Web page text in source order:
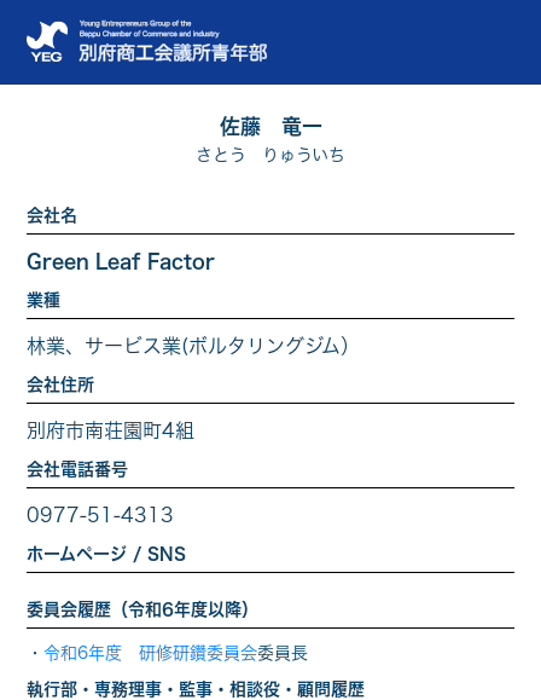
佐藤 竜一
さとう りゅういち
会社名
Green Leaf Factor
業種
林業、サービス業(ボルタリングジム）
会社住所
別府市南荘園町4組
会社電話番号
0977-51-4313
ホームページ / SNS
委員会履歴（令和6年度以降）
・ 令和6年度 研修研鑽委員会委員長
執行部・専務理事・監事・相談役・顧問履歴